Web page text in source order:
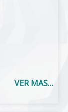
VER MAS…